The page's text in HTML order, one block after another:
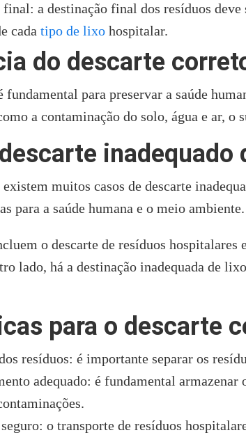
a destinação final dos resíduos deve
cada tipo de lixo hospitalar.
do descarte
fundamental para preservar a saúde
a contaminação do solo, água e ar,
muitos casos de descarte
para a saúde humana e o meio ambiente.
o descarte de resíduos hospitalares
lado, há a destinação inadequada de
para o descarte
resíduos: é importante separar os
adequado: é fundamental armazenar
o transporte de resíduos